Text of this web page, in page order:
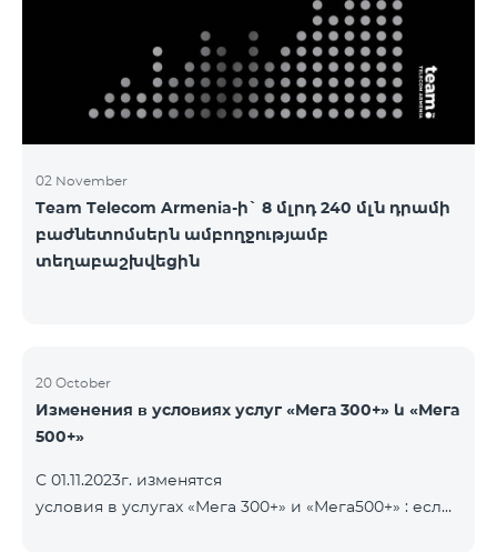
02 November
Team Telecom Armenia-ի` 8 մլրդ 240 մլն դրամի
բաժնետոմսերն ամբողջությամբ
տեղաբաշխվեցին
20 October
Изменения в условиях услуг «Мега 300+» և «Мега
500+»
С 01.11.2023г. изменятся
условия в услугах «Мега 300+» и «Мега500+» : если